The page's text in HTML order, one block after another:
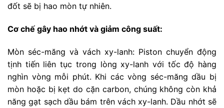
đốt sẽ bị hao mòn tự nhiên.
Cơ chế gây hao nhớt và giảm công suất:
Mòn séc-măng và vách xy-lanh: Piston chuyển động
tịnh tiến liên tục trong lòng xy-lanh với tốc độ hàng
nghìn vòng mỗi phút. Khi các vòng séc-măng dầu bị
mòn hoặc bị kẹt do cặn carbon, chúng không còn khả
năng gạt sạch dầu bám trên vách xy-lanh. Dầu nhớt sẽ